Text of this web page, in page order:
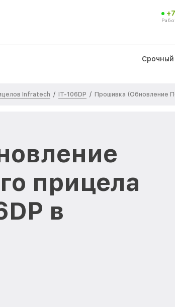
Infratech / IT-106DP / Прошивка (Обновление
прицела
в